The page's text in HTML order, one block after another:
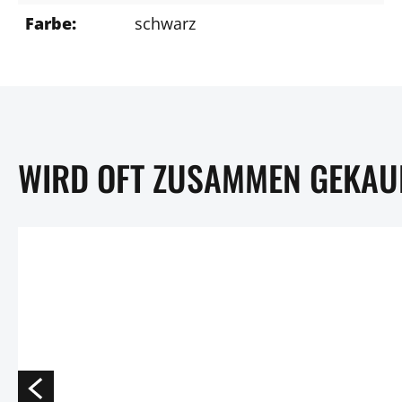
Farbe: schwarz
WIRD OFT ZUSAMMEN